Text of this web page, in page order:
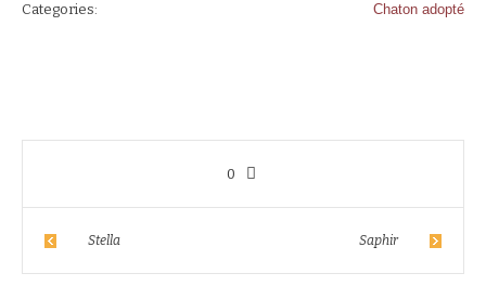
Categories: Chaton adopté
0
Stella Saphir